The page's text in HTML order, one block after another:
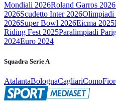
Mondiali 2026Roland Garros 2026
2026Scudetto Inter 2026Olimpiadi
2026Super Bowl 2026Eicma 2025
Riding Fest 2025Paralimpiadi
2024Euro 2024
Squadra Serie A
AtalantaBolognaCagliariComo